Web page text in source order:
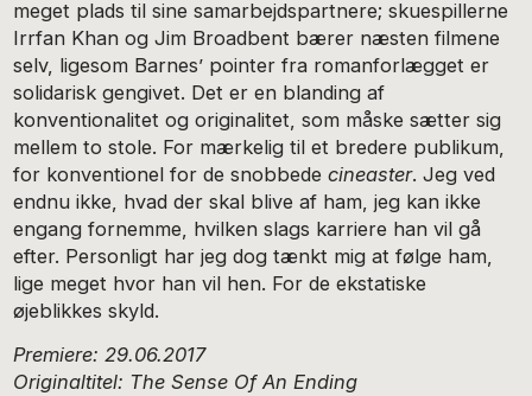
meget plads til sine samarbejdspartnere; skuespillerne
Irrfan Khan og Jim Broadbent bærer næsten filmene
selv, ligesom Barnes’ pointer fra romanforlægget er
solidarisk gengivet. Det er en blanding af
konventionalitet og originalitet, som måske sætter sig
mellem to stole. For mærkelig til et bredere publikum,
for konventionel for de snobbedecineaster. Jeg ved
endnu ikke, hvad der skal blive af ham, jeg kan ikke
engang fornemme, hvilken slags karriere han vil gå
efter. Personligt har jeg dog tænkt mig at følge ham,
lige meget hvor han vil hen. For de ekstatiske
øjeblikkes skyld.
Premiere: 29.06.2017
Originaltitel: The Sense Of An Ending